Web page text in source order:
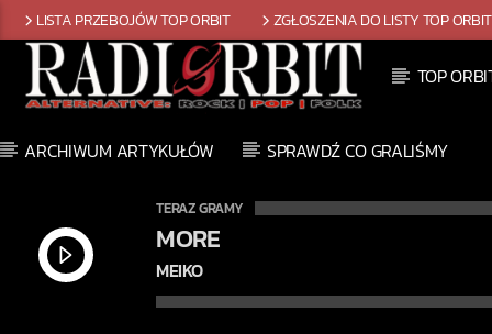
LISTA PRZEBOJÓW TOP ORBIT ZGŁOSZENIA DO LISTY TOP ORBIT
TOP
ARCHIWUM ARTYKUŁÓW SPRAWDŹ CO GRALIŚMY
TERAZ GRAMY
MORE
MEIKO